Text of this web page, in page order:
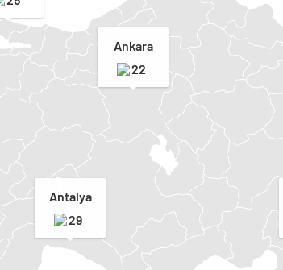
Ankara
22
Antalya
29